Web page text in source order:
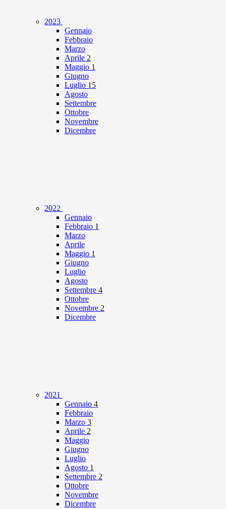
2023
Gennaio
Febbraio
Marzo
Aprile 2
Maggio 1
Giugno
Luglio 15
Agosto
Settembre
Ottobre
Novembre
Dicembre
2022
Gennaio
Febbraio 1
Marzo
Aprile
Maggio 1
Giugno
Luglio
Agosto
Settembre 4
Ottobre
Novembre 2
Dicembre
2021
Gennaio 4
Febbraio
Marzo 3
Aprile 2
Maggio
Giugno
Luglio
Agosto 1
Settembre 2
Ottobre
Novembre
Dicembre